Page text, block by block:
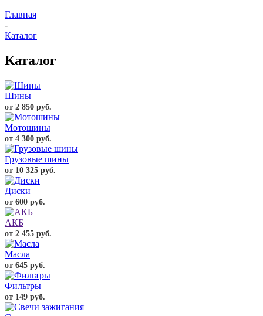
Главная
-
Каталог
Каталог
Шины
от 2 850 руб.
Мотошины
от 4 300 руб.
Грузовые шины
от 10 325 руб.
Диски
от 600 руб.
АКБ
от 2 455 руб.
Масла
от 645 руб.
Фильтры
от 149 руб.